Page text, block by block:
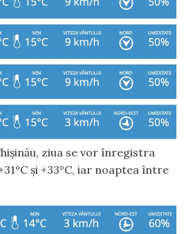
ziua se vor înregistra
și +33°C, iar noaptea între